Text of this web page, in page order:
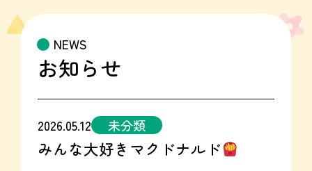
NEWS
お知らせ
2026.05.12 未分類
みんな大好きマクドナルド